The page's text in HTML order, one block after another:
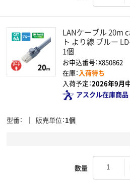
LANケーブル 20m
ト より線 ブルー
1個
お申込番号：X850862
在庫：入荷待ち
入荷予定：2026年9月
アスクル在庫商品
型番 販売単位 1個
数量